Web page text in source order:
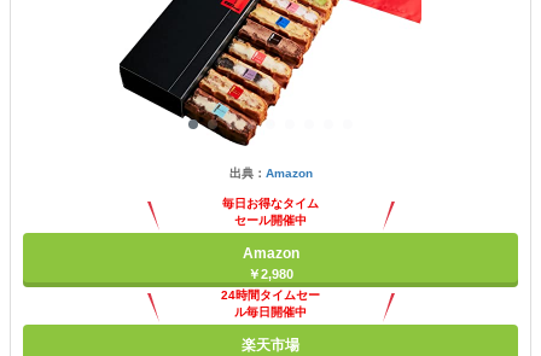
出典： Amazon
毎日お得なタイム
セール開催中
Amazon
￥2,980
24時間タイムセー
ル毎日開催中
楽天市場